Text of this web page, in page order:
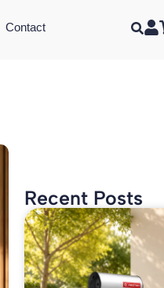
Contact
Recent Posts